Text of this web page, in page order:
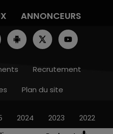
ANNONCEURS
Recrutement
Plan du site
2024 2023 2022